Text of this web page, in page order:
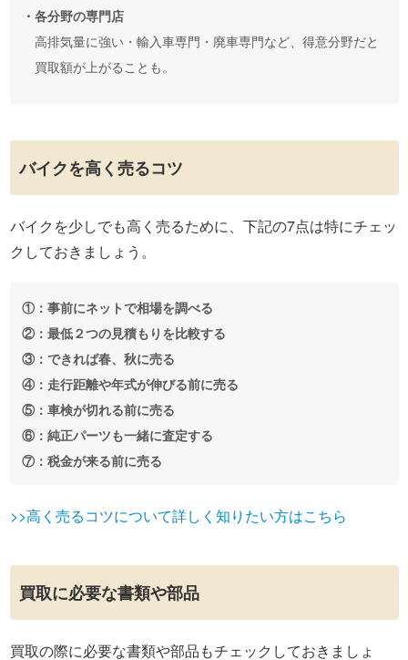
・各分野の専門店
高排気量に強い・輸入車専門・廃車専門など、得意分野だと
買取額が上がることも。
バイクを高く売るコツ
バイクを少しでも高く売るために、下記の7点は特にチェッ
クしておきましょう。
①：事前にネットで相場を調べる
②：最低２つの見積もりを比較する
③：できれば春、秋に売る
④：走行距離や年式が伸びる前に売る
⑤：車検が切れる前に売る
⑥：純正パーツも一緒に査定する
⑦：税金が来る前に売る
>>高く売るコツについて詳しく知りたい方はこちら
買取に必要な書類や部品
買取の際に必要な書類や部品もチェックしておきましょ